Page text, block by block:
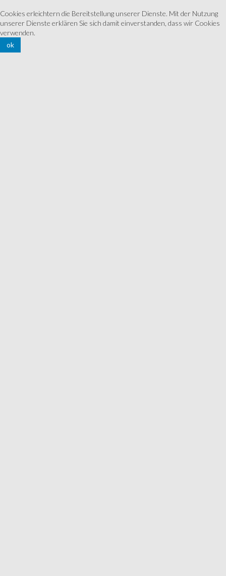
Cookies erleichtern die Bereitstellung unserer Dienste. Mit der Nutzung
unserer Dienste erklären Sie sich damit einverstanden, dass wir Cookies
verwenden.
ok